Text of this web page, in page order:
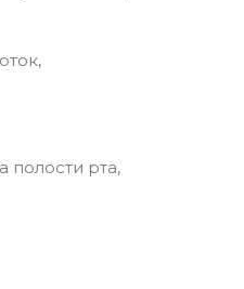
полости рта,